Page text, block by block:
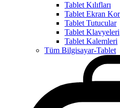
Tablet Kılıfları
Tablet Ekran
Tablet Tutucular
Tablet Klavyeleri
Tablet Kalemleri
Tüm Bilgisayar-Tablet